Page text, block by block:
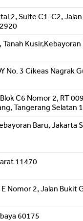
2, Suite C1-C2, Jalan
No. 3 Cikeas Nagrak
C6 Nomor 2, RT
Tangerang Selatan
Baru, Jakarta
11470
Nomor 2, Jalan Bukit
60175